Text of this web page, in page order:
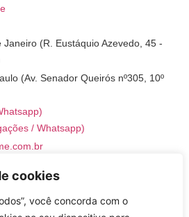
cookies
você concorda com o
Janeiro (R. Eustáquio Azevedo, 45 -
(Av. Senador Queirós nº305, 10º
/ Whatsapp)